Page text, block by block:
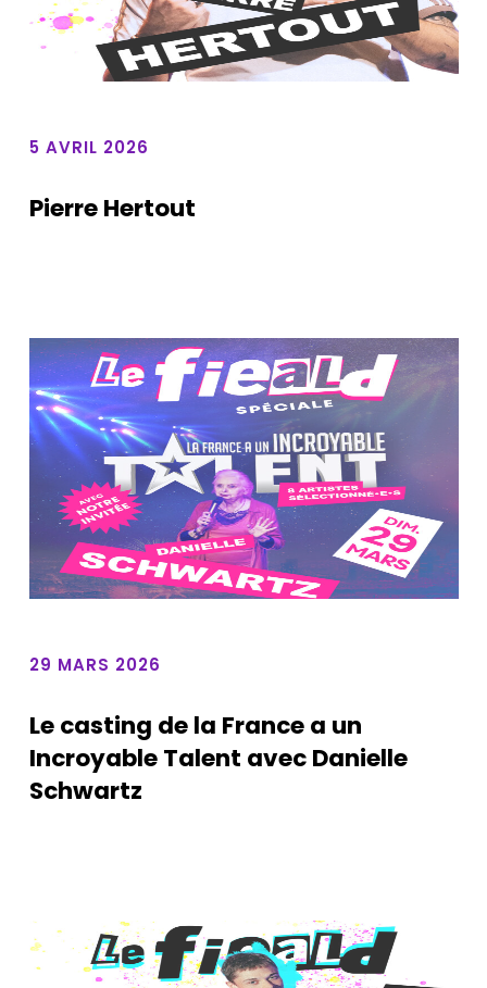
5 AVRIL 2026
Pierre Hertout
29 MARS 2026
Le casting de la France a un
Incroyable Talent avec Danielle
Schwartz